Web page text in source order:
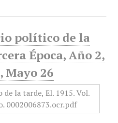
político de la
Época, Año 2,
Mayo 26